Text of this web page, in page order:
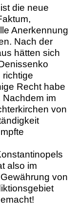
die neue
Anerkennung
Nach der
hätten sich
richtige
Recht habe
im
von
also im
von